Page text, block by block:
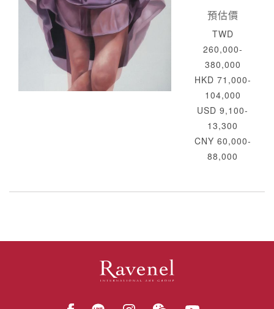
預估價
TWD
260,000-
380,000
HKD 71,000-
104,000
USD 9,100-
13,300
CNY 60,000-
88,000